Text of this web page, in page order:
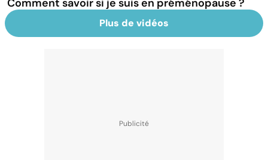
Plus de vidéos